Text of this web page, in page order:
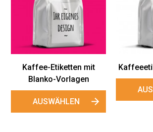
"Presso"
Kaffeeetiketten
AUSWÄHLEN